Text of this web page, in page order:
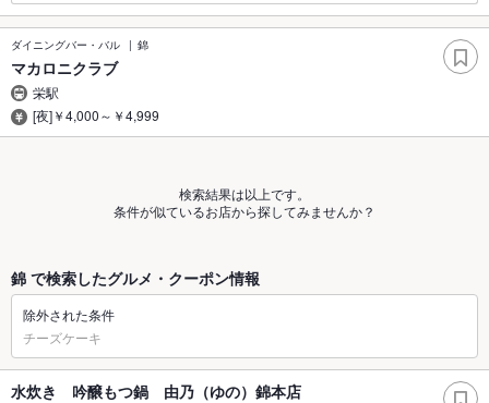
ダイニングバー・バル 錦
マカロニクラブ
栄駅
[夜]￥4,000～￥4,999
検索結果は以上です。
条件が似ているお店から探してみませんか？
錦 で検索したグルメ・クーポン情報
除外された条件
チーズケーキ
水炊き 吟醸もつ鍋 由乃（ゆの）錦本店